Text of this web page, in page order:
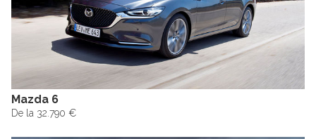
Mazda 6
De la 32.790 €